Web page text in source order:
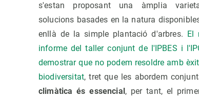
s'estan proposant una àmplia
solucions basades en la natura
enllà de la simple plantació d'arbres. El
informe del taller conjunt de l'IPBES i
demostrar que no podem resoldre amb
biodiversitat, tret que les abordem
climàtica és essencial , per tant, el